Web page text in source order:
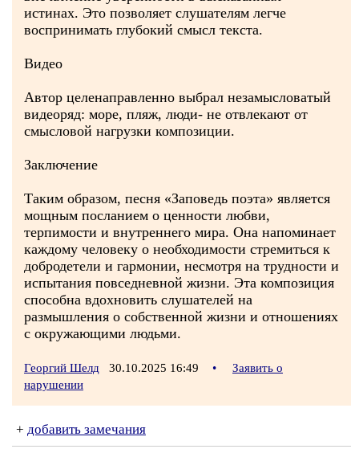
истинах. Это позволяет слушателям легче
воспринимать глубокий смысл текста.
Видео
Автор целенаправленно выбрал незамысловатый
видеоряд: море, пляж, люди- не отвлекают от
смысловой нагрузки композиции.
Заключение
Таким образом, песня «Заповедь поэта» является
мощным посланием о ценности любви,
терпимости и внутреннего мира. Она напоминает
каждому человеку о необходимости стремиться к
добродетели и гармонии, несмотря на трудности и
испытания повседневной жизни. Эта композиция
способна вдохновить слушателей на
размышления о собственной жизни и отношениях
с окружающими людьми.
Георгий Шелд 30.10.2025 16:49 •
Заявить о
нарушении
+ добавить замечания